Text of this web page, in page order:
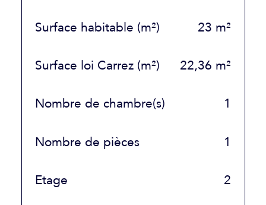
Surface habitable (m²) 23 m²
Surface loi Carrez (m²) 22,36 m²
Nombre de chambre(s) 1
Nombre de pièces 1
Etage 2